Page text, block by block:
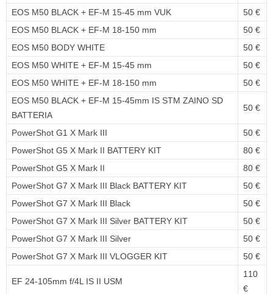
EOS M50 BLACK + EF-M 15-45 mm VUK
50 €
EOS M50 BLACK + EF-M 18-150 mm
50 €
EOS M50 BODY WHITE
50 €
EOS M50 WHITE + EF-M 15-45 mm
50 €
EOS M50 WHITE + EF-M 18-150 mm
50 €
EOS M50 BLACK + EF-M 15-45mm IS STM ZAINO SD
BATTERIA
50 €
PowerShot G1 X Mark III
50 €
PowerShot G5 X Mark II BATTERY KIT
80 €
PowerShot G5 X Mark II
80 €
PowerShot G7 X Mark III Black BATTERY KIT
50 €
PowerShot G7 X Mark III Black
50 €
PowerShot G7 X Mark III Silver BATTERY KIT
50 €
PowerShot G7 X Mark III Silver
50 €
PowerShot G7 X Mark III VLOGGER KIT
50 €
EF 24-105mm f/4L IS II USM
110
€